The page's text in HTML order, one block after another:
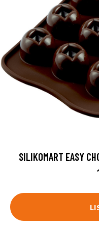
SILIKOMART EASY